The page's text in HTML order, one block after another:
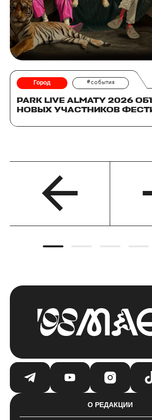
Город #события
PARK LIVE ALMATY 2026
НОВЫХ УЧАСТНИКОВ
О РЕДАКЦИИ